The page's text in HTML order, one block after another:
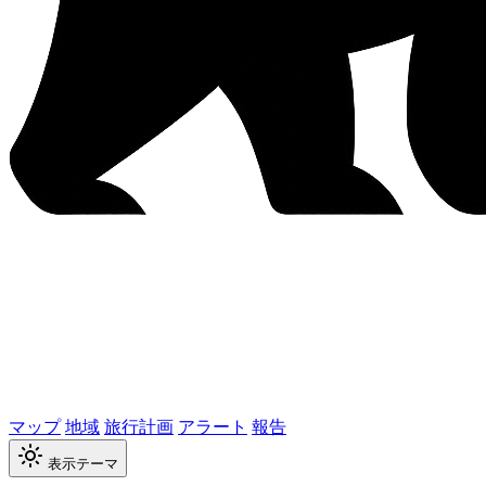
マップ地域旅行計画 アラート 報告
表示テーマ